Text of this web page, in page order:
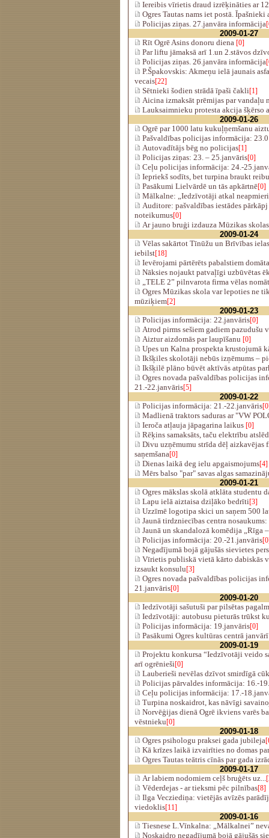
Iereibis vīrietis draud izrēķināties ar
Ogres Tautas nams iet postā.
Policijas ziņas. 27.janvāra informācija
2009-01-27
Rīt Ogrē Asins donoru diena [0]
Par liftu jāmaksā arī 1.un 2.stāvos
Policijas ziņas. 26.janvāra informācija
P.Špakovskis: Akmeņu ielā jaunais
vecais[22]
Sētnieki šodien strādā īpaši čakli[1]
Aicina izmaksāt prēmijas par vandaļu
Lauksaimnieku protesta akcija šķērso
2009-01-26
Ogrē par 1000 latu kukuļņemšanu
Pašvaldības policijas informācija:
Autovadītājs bēg no policijas[1]
Policijas ziņas: 23. – 25.janvāris[0]
Ceļu policijas informācija: 24.-
Iepriekš sodīts, bet turpina braukt
Pasākumi Lielvārdē un tās apkārtnē[0]
Mālkalne: „Iedzīvotāji atkal
Auditore: pašvaldības iestādes
noteikumus[0]
Ar jauno bruģi izdauza Mūzikas
2009-01-24
Vēlas sakārtot Tīnūžu un Brīvības
iebilst[18]
Ievērojami pārtērēts pabalstiem
Nāksies nojaukt patvaļīgi uzbūvētas
„TELE 2” pilnvarota firma vēlas
Ogres Mūzikas skola var lepoties ne
mūziķiem[2]
2009-01-23
Policijas informācija: 22.janvāris[0]
Atrod pirms sešiem gadiem pazudušu
Aiztur aizdomās par laupīšanu [0]
Upes un Kalna prospekta krustojumā
Ikšķiles skolotāji nebūs izņēmums –
Ikšķilē plāno būvēt aktīvās atpūtas
Ogres novada pašvaldības policijas
21.-22.janvāris[5]
2009-01-22
Policijas informācija: 21.-22.janvāris
Madlienā traktors saduras ar "VW
Ieroča atļauja jāpagarina laikus [0]
Rēķins samaksāts, taču elektrību
Divu uzņēmumu strīda dēļ aizkavējas
saņemšana[0]
Dienas laikā deg ielu apgaismojums[4]
Mērs balso "par" savas algas
2009-01-21
Ogres mākslas skolā atklāta studentu
Lapu ielā aiztaisa dziļāko bedrīti[3]
Uzzīmē logotipa skici un saņem 500
Jaunā tirdzniecības centra
Jaunā un skandalozā komēdija „Rīga
Policijas informācija: 20.-21.janvāris
Negadījumā bojā gājušās sievietes
Vīrietis publiskā vietā kārto dabiskās
izsaukt konsulu[3]
Ogres novada pašvaldības policijas
21.janvāris[0]
2009-01-20
Iedzīvotāji sašutuši par pilsētas
Iedzīvotāji: autobusu pieturās trūkst
Policijas informācija: 19.janvāris[0]
Pasākumi Ogres kultūras centrā
2009-01-19
Projektu konkursa “Iedzīvotāji veido
arī ogrēnieši[0]
Lauberieši nevēlas dzīvot smirdīgā
Policijas pārvaldes informācija: 16.-
Ceļu policijas informācija: 17.-
Turpina noskaidrot, kas nāvīgi
Norvēģijas dienā Ogrē ikviens varēs
vēstnieku[0]
2009-01-18
Ogres psihologu praksei gada jubileja
Kā krīzes laikā izvairīties no domas
Ogres Tautas teātris cīnās par gada
2009-01-17
Ar labiem nodomiem ceļš bruģēts uz...
Vēderdejas - ar tieksmi pēc pilnības[8]
Ilga Vecziediņa: vietējās avīzēs
viedoklis[11]
2009-01-16
Tiesnese L.Vīnkalna: „Mālkalnei”
Noskaidro negadījumā bojā gājušās